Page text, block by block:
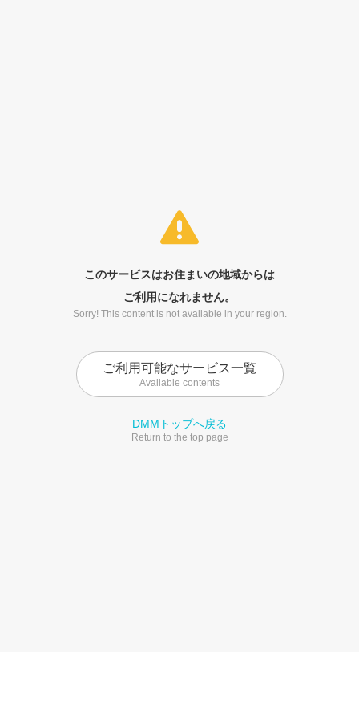
このサービスはお住まいの地域からは
ご利用になれません。
Sorry! This content is not available in your region.
ご利用可能なサービス一覧
Available contents
DMMトップへ戻る
Return to the top page